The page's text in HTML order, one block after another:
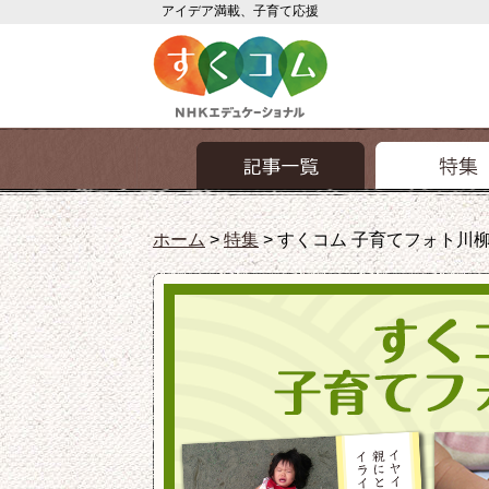
アイデア満載、子育て応援
ホーム>特集>すくコム 子育てフォト川